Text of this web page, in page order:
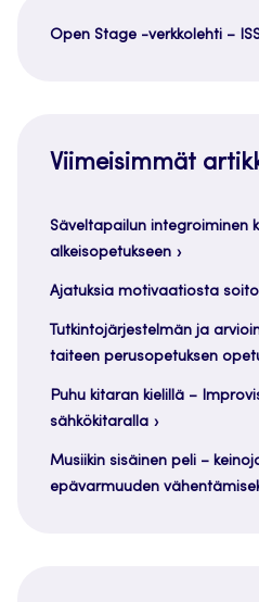
Open Stage -verkkolehti –
Viimeisimmät
Säveltapailun integroiminen
alkeisopetukseen
Ajatuksia motivaatiosta
Tutkintojärjestelmän ja
taiteen perusopetuksen
Puhu kitaran kielillä –
sähkökitaralla
Musiikin sisäinen peli –
epävarmuuden